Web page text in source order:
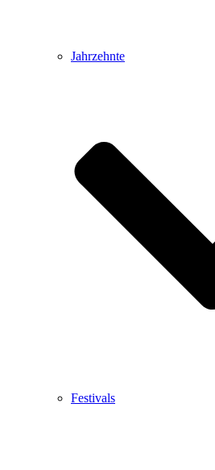
Jahrzehnte
Festivals